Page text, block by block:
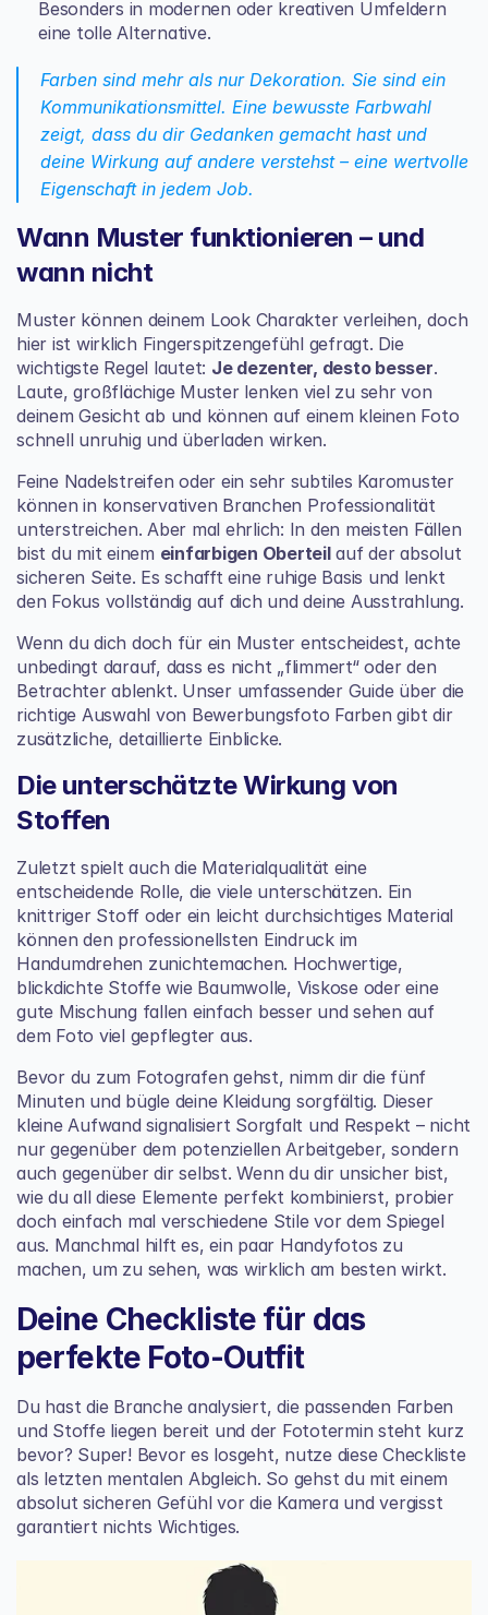
Besonders in modernen oder kreativen Umfeldern
eine tolle Alternative.
Farben sind mehr als nur Dekoration. Sie sind ein
Kommunikationsmittel. Eine bewusste Farbwahl
zeigt, dass du dir Gedanken gemacht hast und
deine Wirkung auf andere verstehst – eine wertvolle
Eigenschaft in jedem Job.
Wann Muster funktionieren – und
wann nicht
Muster können deinem Look Charakter verleihen, doch
hier ist wirklich Fingerspitzengefühl gefragt. Die
wichtigste Regel lautet: Je dezenter, desto besser.
Laute, großflächige Muster lenken viel zu sehr von
deinem Gesicht ab und können auf einem kleinen Foto
schnell unruhig und überladen wirken.
Feine Nadelstreifen oder ein sehr subtiles Karomuster
können in konservativen Branchen Professionalität
unterstreichen. Aber mal ehrlich: In den meisten Fällen
bist du mit einem einfarbigen Oberteil auf der absolut
sicheren Seite. Es schafft eine ruhige Basis und lenkt
den Fokus vollständig auf dich und deine Ausstrahlung.
Wenn du dich doch für ein Muster entscheidest, achte
unbedingt darauf, dass es nicht „flimmert“ oder den
Betrachter ablenkt. Unser umfassender Guide über die
richtige Auswahl von Bewerbungsfoto Farben gibt dir
zusätzliche, detaillierte Einblicke.
Die unterschätzte Wirkung von
Stoffen
Zuletzt spielt auch die Materialqualität eine
entscheidende Rolle, die viele unterschätzen. Ein
knittriger Stoff oder ein leicht durchsichtiges Material
können den professionellsten Eindruck im
Handumdrehen zunichtemachen. Hochwertige,
blickdichte Stoffe wie Baumwolle, Viskose oder eine
gute Mischung fallen einfach besser und sehen auf
dem Foto viel gepflegter aus.
Bevor du zum Fotografen gehst, nimm dir die fünf
Minuten und bügle deine Kleidung sorgfältig. Dieser
kleine Aufwand signalisiert Sorgfalt und Respekt – nicht
nur gegenüber dem potenziellen Arbeitgeber, sondern
auch gegenüber dir selbst. Wenn du dir unsicher bist,
wie du all diese Elemente perfekt kombinierst, probier
doch einfach mal verschiedene Stile vor dem Spiegel
aus. Manchmal hilft es, ein paar Handyfotos zu
machen, um zu sehen, was wirklich am besten wirkt.
Deine Checkliste für das
perfekte Foto-Outfit
Du hast die Branche analysiert, die passenden Farben
und Stoffe liegen bereit und der Fototermin steht kurz
bevor? Super! Bevor es losgeht, nutze diese Checkliste
als letzten mentalen Abgleich. So gehst du mit einem
absolut sicheren Gefühl vor die Kamera und vergisst
garantiert nichts Wichtiges.